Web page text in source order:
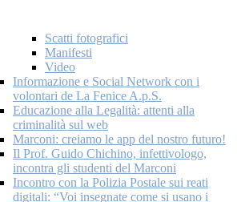
Scatti fotografici
Manifesti
Video
Informazione e Social Network con i
volontari de La Fenice A.p.S.
Educazione alla Legalità: attenti alla
criminalità sul web
Marconi: creiamo le app del nostro futuro!
Il Prof. Guido Chichino, infettivologo,
incontra gli studenti del Marconi
Incontro con la Polizia Postale sui reati
digitali: “Voi insegnate come si usano i